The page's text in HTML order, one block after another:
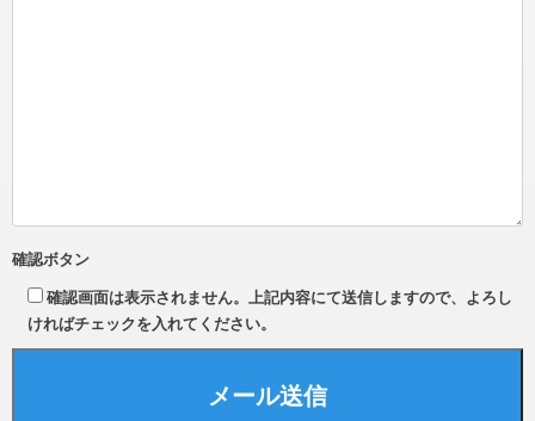
確認ボタン
確認画面は表示されません。上記内容にて送信しますので、よろし
ければチェックを入れてください。